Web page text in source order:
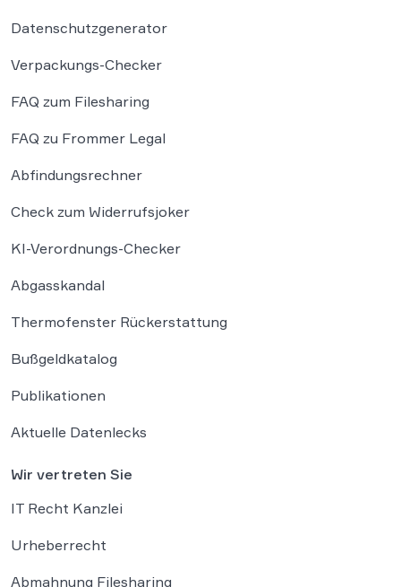
Datenschutzgenerator
Verpackungs-Checker
FAQ zum Filesharing
FAQ zu Frommer Legal
Abfindungsrechner
Check zum Widerrufsjoker
KI-Verordnungs-Checker
Abgasskandal
Thermofenster Rückerstattung
Bußgeldkatalog
Publikationen
Aktuelle Datenlecks
Wir vertreten Sie
IT Recht Kanzlei
Urheberrecht
Abmahnung Filesharing